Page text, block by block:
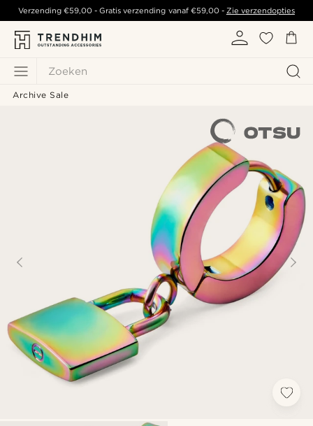
Zoeken
Verzending€59,00 - Gratis verzending vanaf €59,00- Zie verzendopties
Archive Sale